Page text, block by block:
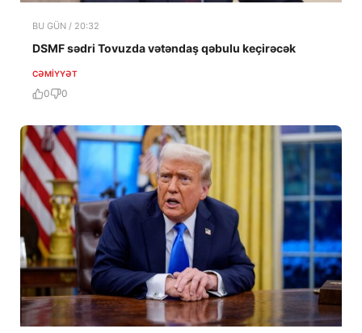
BU GÜN / 20:32
DSMF sədri Tovuzda vətəndaş qəbulu keçirəcək
CƏMIYYƏT
0 0